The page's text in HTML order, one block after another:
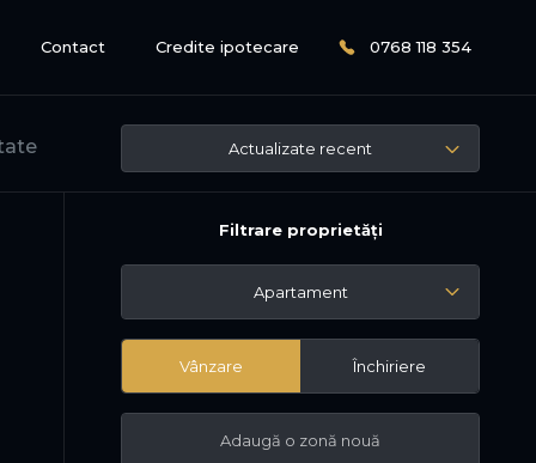
Contact Credite ipotecare 0768 118 354
Actualizate recent
Filtrare proprietăți
Apartament
Vânzare Închiriere